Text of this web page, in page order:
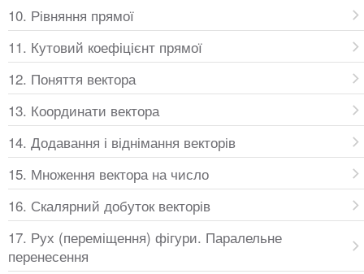
10. Рівняння прямої
11. Кутовий коефіцієнт прямої
12. Поняття вектора
13. Координати вектора
14. Додавання і віднімання векторів
15. Множення вектора на число
16. Скалярний добуток векторів
17. Рух (переміщення) фігури. Паралельне
перенесення